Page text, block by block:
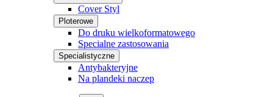
Cover Styl
Ploterowe
Do druku wielkoformatowego
Specialne zastosowania
Specialistyczne
Antybakteryjne
Na plandeki naczep